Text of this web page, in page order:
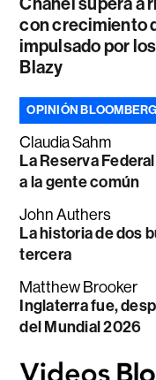
con crecimiento
impulsado por
Blazy
OPINIÓN BLOOMBERG
Claudia Sahm
La Reserva
a la gente común
John Authers
La historia de dos
tercera
Matthew Brooker
Inglaterra fue,
del Mundial 2026